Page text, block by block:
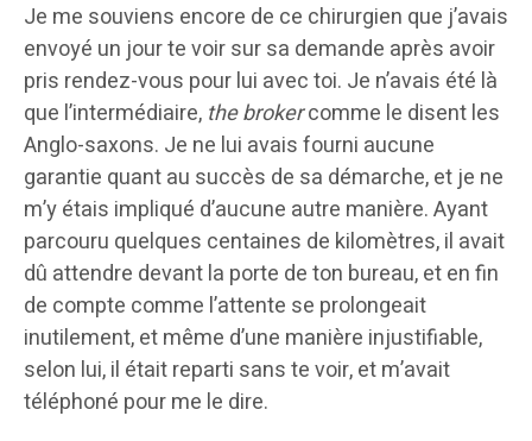
Je me souviens encore de ce chirurgien que j’avais
envoyé un jour te voir sur sa demande après avoir
pris rendez-vous pour lui avec toi. Je n’avais été là
que l’intermédiaire, the brokercomme le disent les
Anglo-saxons. Je ne lui avais fourni aucune
garantie quant au succès de sa démarche, et je ne
m’y étais impliqué d’aucune autre manière. Ayant
parcouru quelques centaines de kilomètres, il avait
dû attendre devant la porte de ton bureau, et en fin
de compte comme l’attente se prolongeait
inutilement, et même d’une manière injustifiable,
selon lui, il était reparti sans te voir, et m’avait
téléphoné pour me le dire.